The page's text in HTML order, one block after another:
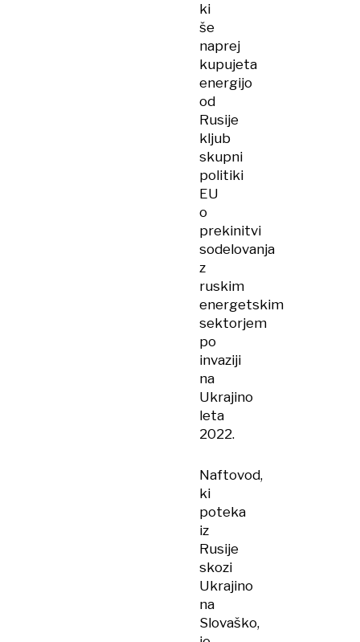
ki
še
naprej
kupujeta
energijo
od
Rusije
kljub
skupni
politiki
EU
o
prekinitvi
sodelovanja
z
ruskim
energetskim
sektorjem
po
invaziji
na
Ukrajino
leta
2022.
Naftovod,
ki
poteka
iz
Rusije
skozi
Ukrajino
na
Slovaško,